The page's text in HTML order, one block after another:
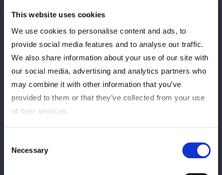
This website uses cookies
We use cookies to personalise content and ads, to
provide social media features and to analyse our traffic.
We also share information about your use of our site with
our social media, advertising and analytics partners who
may combine it with other information that you’ve
provided to them or that they’ve collected from your use
of their services.
Selection
Necessary
が合体ドロップキックを月山に見舞う。安納が月山をコーナーに
追い込みヒップにチョップ連打からドロップキック。月山が安納
をかいくぐりドロップキック、ヒップアタック。ＨＡＮＡＫＯが
コズエンに次々とショルダータックル、安納をアルゼンチンで振
り回す。ＨＡＮＡＫＯはさくら、安納をコーナーに追い込み串刺
しショルダータックル、安納にニードロップ。ブレーンバスター
狙いを安納が阻止も、ショルダータックルで吹っ飛ばされる。し
かし、安納がミサイルキックからドロップキック。なつぽいがＨ
舞華がなつぽいに突進。なつぽいがかわし、アームホイップ。舞
華がこらえてトラースキックをキャッチ。なつぽいと舞華がエル